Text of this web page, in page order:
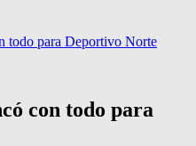
todo para Deportivo Norte
con todo para